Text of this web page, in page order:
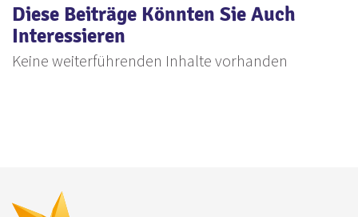
Diese Beiträge Könnten Sie Auch
Interessieren
Keine weiterführenden Inhalte vorhanden